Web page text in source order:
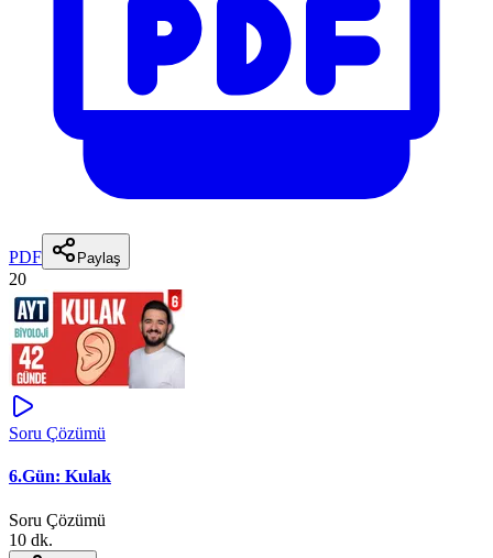
PDF Paylaş
20
Soru Çözümü
6.Gün: Kulak
Soru Çözümü
10 dk.